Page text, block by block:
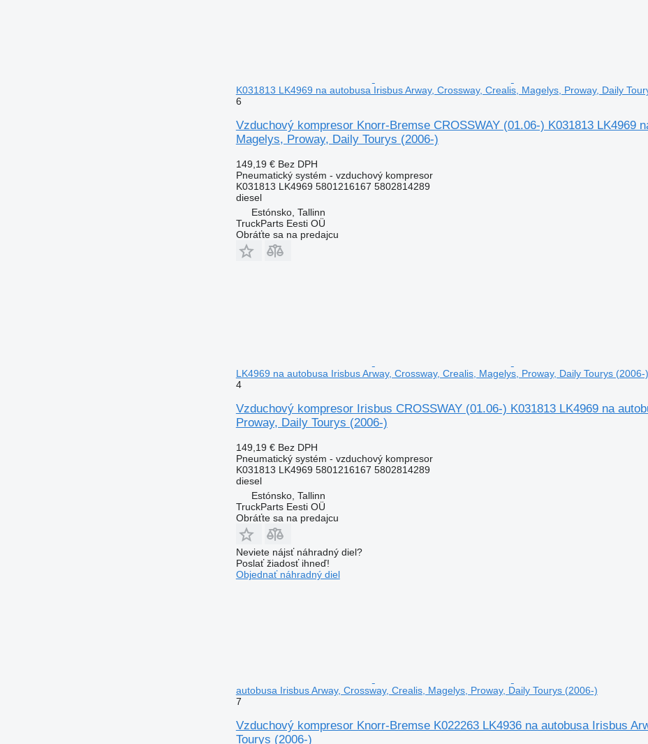
K031813 LK4969 na autobusa Irisbus Arway, Crossway, Crealis, Magelys, Proway, Daily
6
Vzduchový kompresor Knorr-Bremse CROSSWAY (01.06-) K031813 LK4969
Magelys, Proway, Daily Tourys (2006-)
149,19 € Bez DPH
Pneumatický systém - vzduchový kompresor
K031813 LK4969 5801216167 5802814289
diesel
Estónsko, Tallinn
TruckParts Eesti OÜ
Obráťte sa na predajcu
LK4969 na autobusa Irisbus Arway, Crossway, Crealis, Magelys, Proway, Daily Tourys (2006-)
4
Vzduchový kompresor Irisbus CROSSWAY (01.06-) K031813 LK4969 na
Proway, Daily Tourys (2006-)
149,19 € Bez DPH
Pneumatický systém - vzduchový kompresor
K031813 LK4969 5801216167 5802814289
diesel
Estónsko, Tallinn
TruckParts Eesti OÜ
Obráťte sa na predajcu
Neviete nájsť náhradný diel?
Poslať žiadosť ihneď!
Objednať náhradný diel
autobusa Irisbus Arway, Crossway, Crealis, Magelys, Proway, Daily Tourys (2006-)
7
Vzduchový kompresor Knorr-Bremse K022263 LK4936 na autobusa Irisbus
Tourys (2006-)